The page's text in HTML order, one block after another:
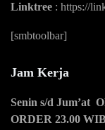
Linktree : https://
[smbtoolbar]
Jam Kerja
Senin s/d Jum’at
ORDER 23.00